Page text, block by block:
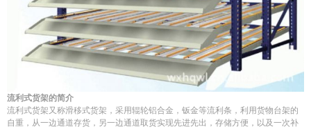
流利式货架的简介
流利式货架又称滑移式货架，采用辊轮铝合金，钣金等流利条，利用货物台架的
自重，从一边通道存货，另一边通道取货实现先进先出，存储方便，以及一次补